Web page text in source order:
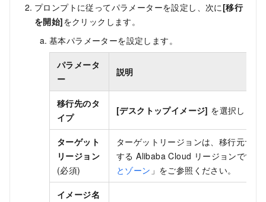
プロンプトに従ってパラメーターを設定し、次に [移行
を開始]をクリックします。
基本パラメーターを設定します。
パラメータ
ー
説明
移行先のタ
イプ
[デスクトップイメージ] を選択します
ターゲット
リージョン
(必須)
ターゲットリージョンは、移行元サ
する Alibaba Cloud リージョンです
とゾーン 」をご参照ください。
イメージ名